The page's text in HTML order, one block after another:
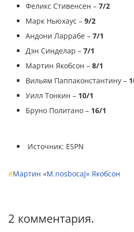
Феликс Стивенсен – 7/2
Марк Ньюхаус – 9/2
Андони Ларрабе – 7/1
Дэн Синделар – 7/1
Мартин Якобсон – 8/1
Вильям Паппаконстантину –
Уилл Тонкин – 10/1
Бруно Политано – 16/1
Источник: ESPN
#Мартин «M.nosbocaJ» Якобсон
2 комментария.